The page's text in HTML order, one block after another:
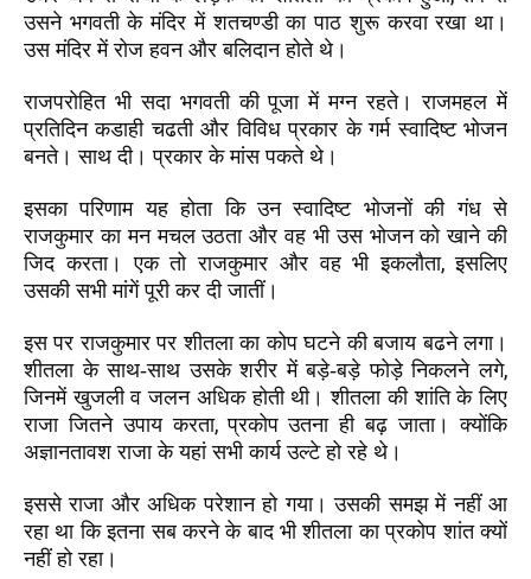
उसने भगवती के मंदिर में शतचण्डी का पाठ शुरू करवा रखा था।
उस मंदिर में रोज हवन और बलिदान होते थे।
राजपरोहित भी सदा भगवती की पूजा में मग्न रहते। राजमहल में
प्रतिदिन कडाही चढती और विविध प्रकार के गर्म स्वादिष्ट भोजन
बनते। साथ दी। प्रकार के मांस पकते थे।
इसका परिणाम यह होता कि उन स्वादिष्ट भोजनों की गंध से
राजकुमार का मन मचल उठता और वह भी उस भोजन को खाने की
जिद करता। एकतो राजकुमार और वह भी इकलौता,इसलिए
उसकी सभी मांगेंपूरी कर दीजातीं।
इस पर राजकुमार पर शीतला का कोप घटने की बजाय बढने लगा।
शीतला के साथ-साथ उसके शरीर में बड़े-बड़े फोड़े निकलने लगे,
जिनमें खुजली व जलन अधिक होती थी। शीतला की शांति के लिए
राजा जितने उपाय करता,प्रकोप उतना ही बढ़ जाता। क्योंकि
अज्ञानतावश राजा के यहां सभी कार्य उल्टे हो रहे थे।
इससे राजा और अधिक परेशान हो गया। उसकी समझ में नहीं आ
रहा था कि इतना सब करने के बाद भी शीतला का प्रकोप शांत क्यों
नहीं हो रहा।